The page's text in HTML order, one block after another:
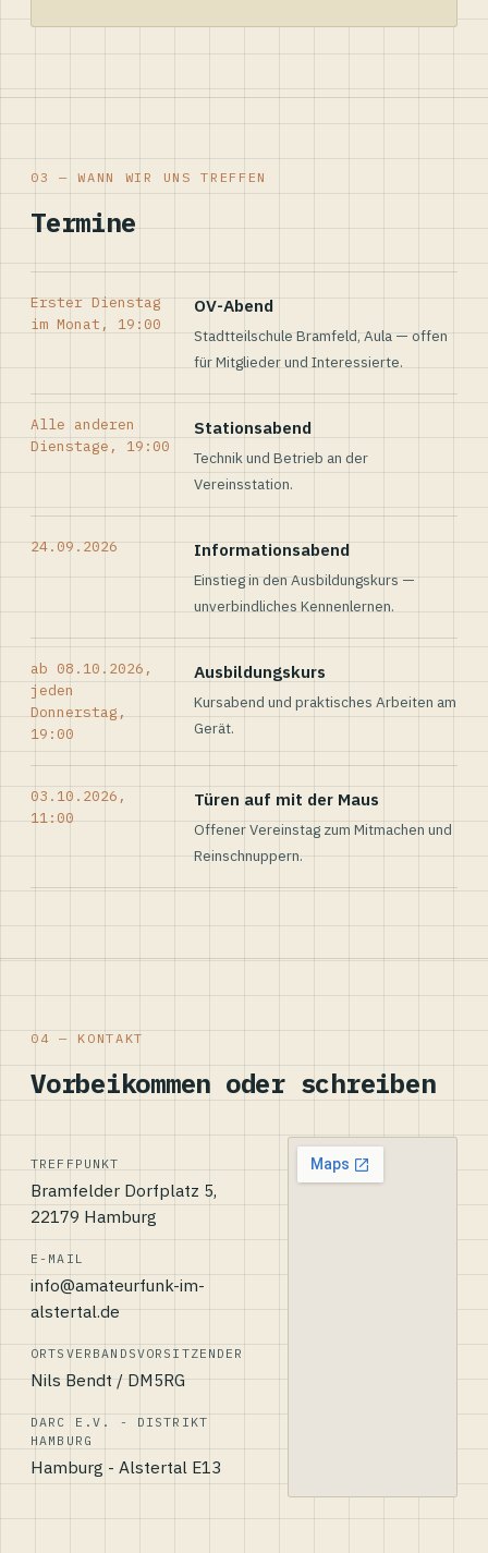
03 — WANN WIR UNS TREFFEN
Termine
Erster Dienstag
im Monat, 19:00
OV-Abend
Stadtteilschule Bramfeld, Aula — offen
für Mitglieder und Interessierte.
Alle anderen
Dienstage, 19:00
Stationsabend
Technik und Betrieb an der
Vereinsstation.
24.09.2026 Informationsabend
Einstieg in den Ausbildungskurs —
unverbindliches Kennenlernen.
ab 08.10.2026,
jeden
Donnerstag,
19:00
Ausbildungskurs
Kursabend und praktisches Arbeiten am
Gerät.
03.10.2026,
11:00
Türen auf mit der Maus
Offener Vereinstag zum Mitmachen und
Reinschnuppern.
04 — KONTAKT
Vorbeikommen oder schreiben
TREFFPUNKT
Bramfelder Dorfplatz 5,
22179 Hamburg
E-MAIL
info@amateurfunk-im-
alstertal.de
ORTSVERBANDSVORSITZENDER
Nils Bendt / DM5RG
DARC E.V. - DISTRIKT
HAMBURG
Hamburg - Alstertal E13